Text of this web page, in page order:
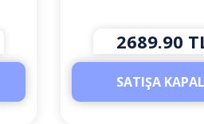
2689.90
SATIŞA